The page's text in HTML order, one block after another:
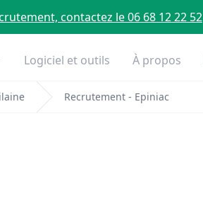
contactez le 06 68 12 22 52
Logiciel et outils À propos
Recrutement - Epiniac